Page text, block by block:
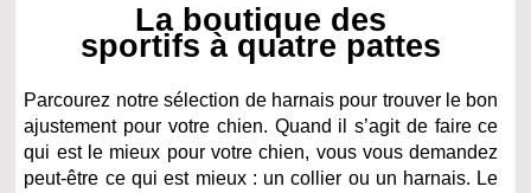
La boutique des
sportifs à quatre pattes
Parcourez notre sélection de harnais pour trouver le bon
ajustement pour votre chien. Quand il s’agit de faire ce
qui est le mieux pour votre chien, vous vous demandez
peut-être ce qui est mieux : un collier ou un harnais. Le